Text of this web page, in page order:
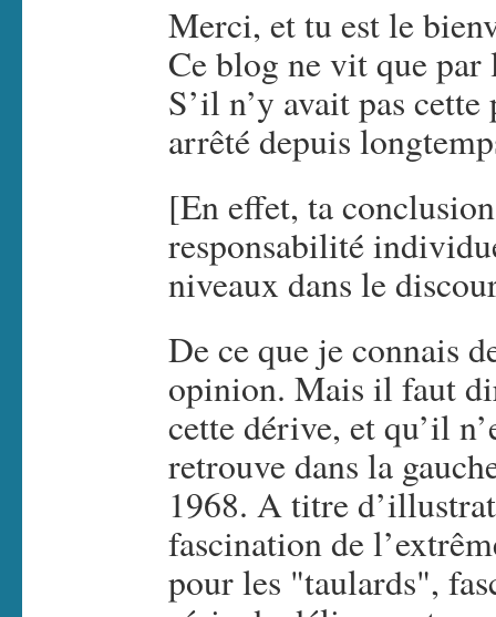
Merci, et tu est le
Ce blog ne vit que
S’il n’y avait pas
arrêté depuis
[En effet, ta
responsabilité
niveaux dans le
De ce que je connais
opinion. Mais il faut
cette dérive, et qu’il
retrouve dans la
1968. A titre
fascination de
pour les "taulards",